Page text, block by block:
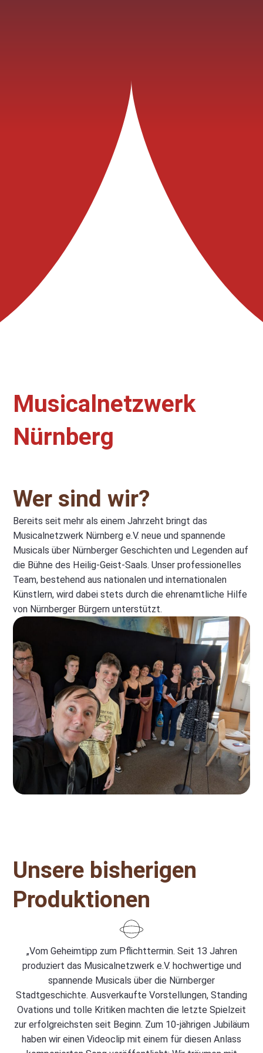
Musicalnetzwerk
Nürnberg
Wer sind wir?
Bereits seit mehr als einem Jahrzeht bringt das
Musicalnetzwerk Nürnberg e.V. neue und spannende
Musicals über Nürnberger Geschichten und Legenden auf
die Bühne des Heilig-Geist-Saals. Unser professionelles
Team, bestehend aus nationalen und internationalen
Künstlern, wird dabei stets durch die ehrenamtliche Hilfe
von Nürnberger Bürgern unterstützt.
Unsere bisherigen
Produktionen
„Vom Geheimtipp zum Pflichttermin. Seit 13 Jahren
produziert das Musicalnetzwerk e.V. hochwertige und
spannende Musicals über die Nürnberger
Stadtgeschichte. Ausverkaufte Vorstellungen, Standing
Ovations und tolle Kritiken machten die letzte Spielzeit
zur erfolgreichsten seit Beginn. Zum 10-jährigen Jubiläum
haben wir einen Videoclip mit einem für diesen Anlass